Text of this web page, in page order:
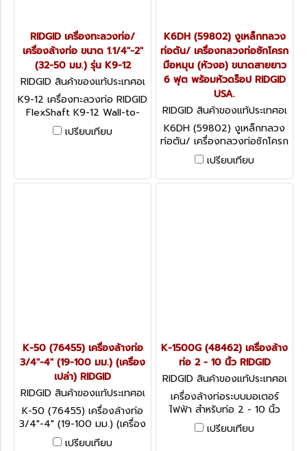
RIDGID เครื่องทะลวงท่อ/
เครื่องล้างท่อ ขนาด 1.1/4"-2"
(32-50 มม.) รุ่น K9-12
RIDGID สินค้าของแท้ประเทศอเ
มริกา K9-12
K9-12 เครื่องทะลวงท่อ RIDGID
FlexShaft K9-12 Wall-to-
Wall Drain Cleaning Machine
เปรียบเทียบ
K6DH (59802) งูเหล็กทลวง
ท่อตัน/ เครื่องทลวงท่อซักโครก
มือหมุน (หัวงอ) ขนาดสายยาว
6 ฟุต พร้อมหัวดร็อป RIDGID
USA.
RIDGID สินค้าของแท้ประเทศอเ
มริกา K-6DH
K6DH (59802) งูเหล็กทลวง
ท่อตัน/ เครื่องทลวงท่อซักโครก
มือหมุน (หัวงอ) ขนาดสายยาว
6 ฟุต พร้อมหัวดร็อป RIDGID
USA.
เปรียบเทียบ
K-50 (76455) เครื่องล้างท่อ
3/4"-4" (19-100 มม.) (เครื่อง
เปล่า) RIDGID
RIDGID สินค้าของแท้ประเทศอเ
มริกา K-50 (76455)
K-50 (76455) เครื่องล้างท่อ
3/4"-4" (19-100 มม.) (เครื่อง
เปล่า) RIDGID
เปรียบเทียบ
K-1500G (48462) เครื่องล้าง
ท่อ 2 - 10 นิ้ว RIDGID
RIDGID สินค้าของแท้ประเทศอเ
มริกา K-1500G (48462)
เครื่องล้างท่อระบบมอเตอร์
ไฟฟ้า สำหรับท่อ 2 - 10 นิ้ว
เปรียบเทียบ